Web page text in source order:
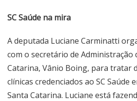
SC Saúde na mira
A deputada Luciane Carminatti
com o secretário de Administração
Catarina, Vânio Boing, para tratar
clínicas credenciados ao SC Saúde
Santa Catarina. Luciane está